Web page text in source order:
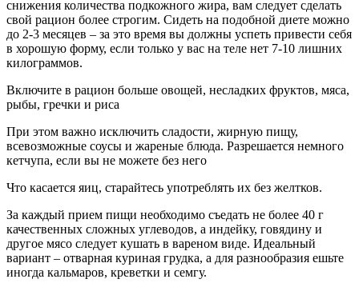
снижения количества подкожного жира, вам следует сделать
свой рацион более строгим. Сидеть на подобной диете можно
до 2-3 месяцев – за это время вы должны успеть привести себя
в хорошую форму, если только у вас на теле нет 7-10 лишних
килограммов.
Включите в рацион больше овощей, несладких фруктов, мяса,
рыбы, гречки и риса
При этом важно исключить сладости, жирную пищу,
всевозможные соусы и жареные блюда. Разрешается немного
кетчупа, если вы не можете без него
Что касается яиц, старайтесь употреблять их без желтков.
За каждый прием пищи необходимо съедать не более 40 г
качественных сложных углеводов, а индейку, говядину и
другое мясо следует кушать в вареном виде. Идеальный
вариант – отварная куриная грудка, а для разнообразия ешьте
иногда кальмаров, креветки и семгу.